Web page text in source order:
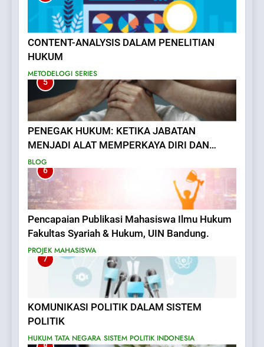
CONTENT-ANALYSIS DALAM PENELITIAN
HUKUM
METODELOGI SERIES
5
PENEGAK HUKUM: KETIKA JABATAN
MENJADI ALAT MEMPERKAYA DIRI DAN
MENAKUTI RAKYAT
BLOG
6
Pencapaian Publikasi Mahasiswa Ilmu Hukum
Fakultas Syariah & Hukum, UIN Bandung.
PROJEK MAHASISWA
7
KOMUNIKASI POLITIK DALAM SISTEM
POLITIK
HUKUM TATA NEGARA SISTEM POLITIK INDONESIA